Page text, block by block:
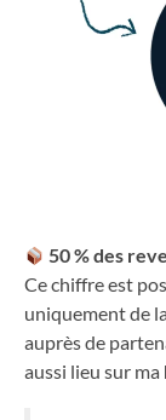
50 % des
Ce chiffre est
uniquement de
auprès de
aussi lieu sur ma